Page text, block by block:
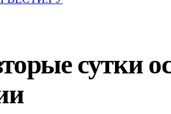
сутки